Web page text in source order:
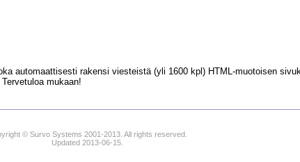
automaattisesti rakensi viesteistä (yli 1600 kpl) HTML-muotoisen
Tervetuloa mukaan!
© Survo Systems 2001-2013. All rights reserved.
Updated 2013-06-15.